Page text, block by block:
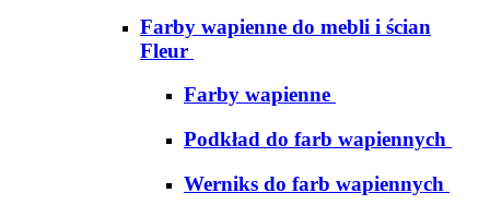
Farby wapienne do mebli i ścian
Fleur
Farby wapienne
Podkład do farb wapiennych
Werniks do farb wapiennych